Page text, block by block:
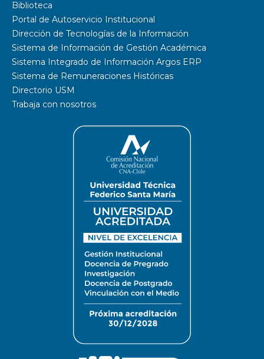
Biblioteca
Portal de Autoservicio Institucional
Dirección de Tecnologías de la Información
Sistema de Información de Gestión Académica
Sistema Integrado de Información Argos ERP
Sistema de Remuneraciones Históricas
Directorio USM
Trabaja con nosotros